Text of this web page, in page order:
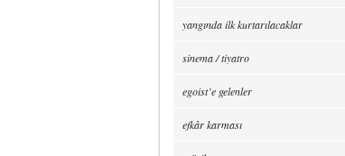
yangında ilk kurtarılacaklar
sinema / tiyatro
egoist’e gelenler
efkâr karması